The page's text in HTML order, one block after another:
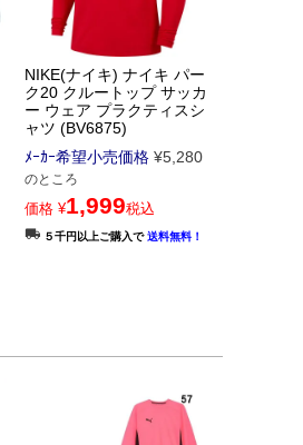
NIKE(ナイキ) ナイキ パー
ク20 クルートップ サッカ
ー ウェア プラクティスシ
ャツ (BV6875)
ﾒｰｶｰ希望小売価格 ¥5,280
のところ
価格 ¥1,999税込
５千円以上ご購入で送料無料！